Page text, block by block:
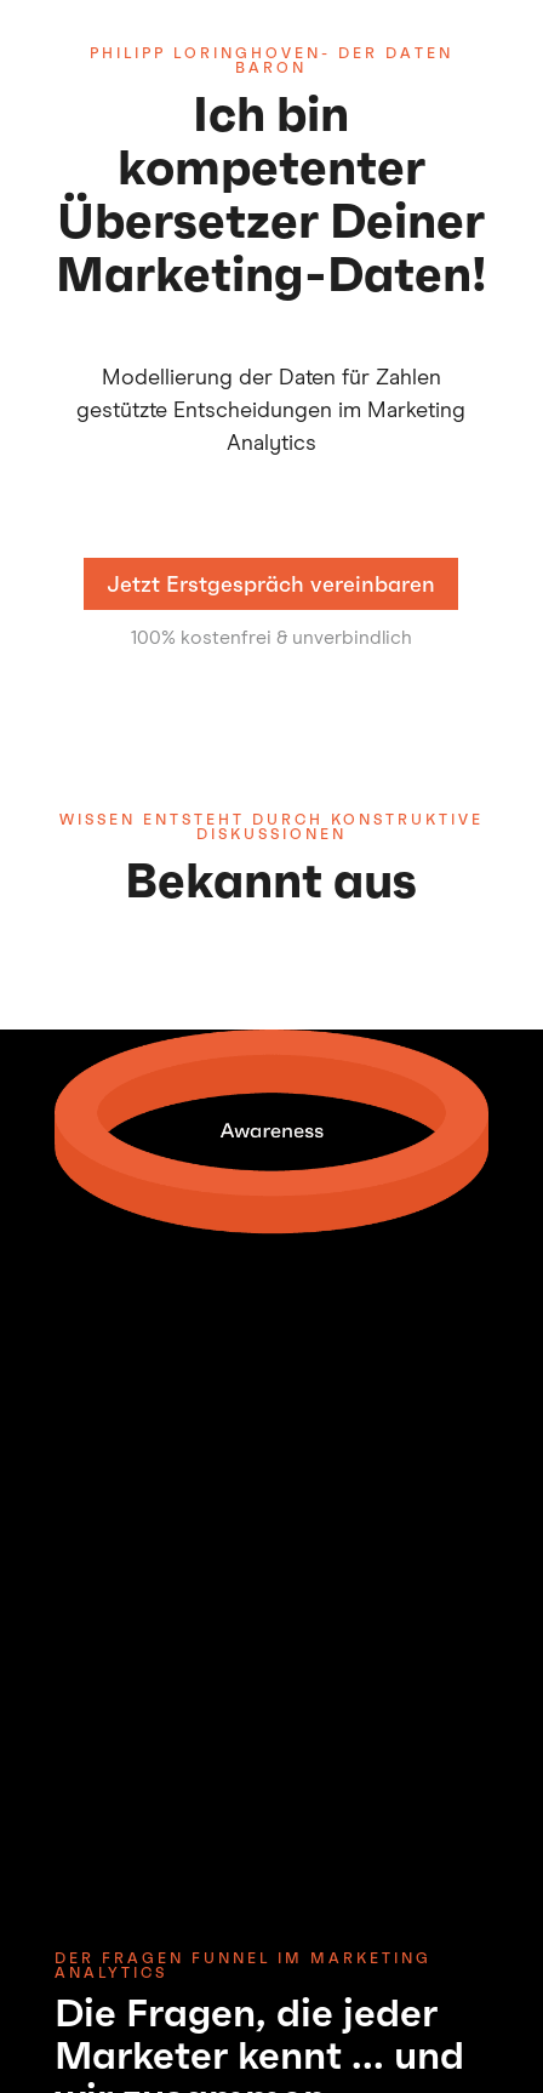
PHILIPP LORINGHOVEN- DER DATEN
BARON
Ich bin
kompetenter
Übersetzer Deiner
Marketing-Daten!
Modellierung der Daten für Zahlen
gestützte Entscheidungen im Marketing
Analytics
Jetzt Erstgespräch vereinbaren
100% kostenfrei & unverbindlich
WISSEN ENTSTEHT DURCH KONSTRUKTIVE
DISKUSSIONEN
Bekannt aus
DER FRAGEN FUNNEL IM MARKETING
ANALYTICS
Die Fragen, die jeder
Marketer kennt ... und